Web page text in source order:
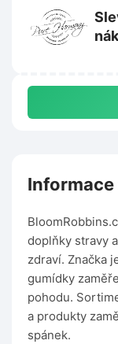
doplňky stravy
zdraví. Značka
gumídky
pohodu.
a produkty
spánek.